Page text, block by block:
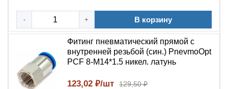
- + В корзину
Фитинг пневматический прямой с
внутренней резьбой (син.) PnevmoOpt
PCF 8-M14*1.5 никел. латунь
123,02 ₽/шт 129,50 ₽